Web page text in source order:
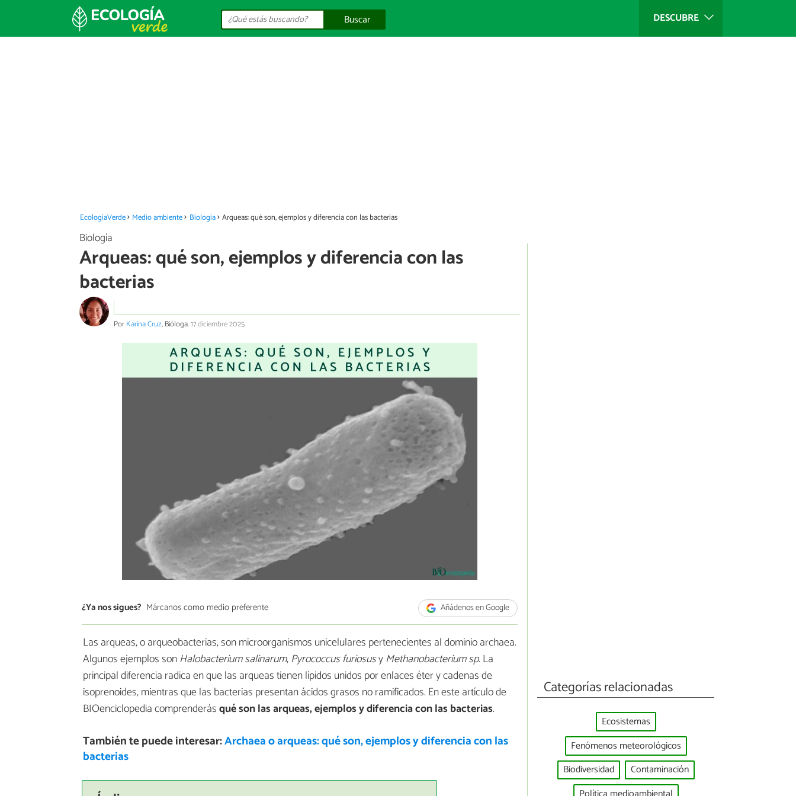
DESCUBRE
Buscar
EcologíaVerde Medio ambiente Biología Arqueas: qué son, ejemplos y diferencia con las bacterias
Biología
Arqueas: qué son, ejemplos y diferencia con las
bacterias
PorKarina Cruz, Bióloga.17 diciembre 2025
¿Ya nos sigues? Márcanos como medio preferente Añádenos en Google
Las arqueas, o arqueobacterias, son microorganismos unicelulares pertenecientes al dominio archaea.
Algunos ejemplos sonHalobacterium salinarum,Pyrococcus furiosusyMethanobacterium sp. La
principal diferencia radica en que las arqueas tienen lípidos unidos por enlaces éter y cadenas de
isoprenoides, mientras que las bacterias presentan ácidos grasos no ramificados. En este artículo de
BIOenciclopedia comprenderásqué son las arqueas, ejemplos y diferencia con las bacterias.
También te puede interesar:Archaea o arqueas: qué son, ejemplos y diferencia con las
bacterias
Categorías relacionadas
Ecosistemas
Fenómenos meteorológicos
Biodiversidad
Contaminación